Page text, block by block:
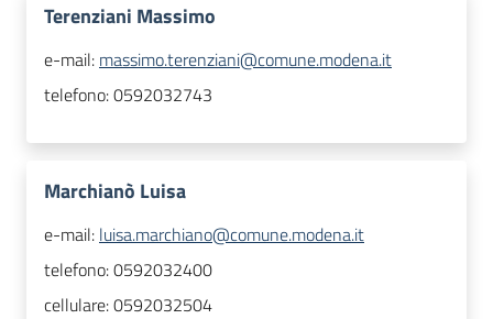
Terenziani Massimo
e-mail: massimo.terenziani@comune.modena.it
telefono:0592032743
Marchianò Luisa
e-mail: luisa.marchiano@comune.modena.it
telefono:0592032400
cellulare:0592032504